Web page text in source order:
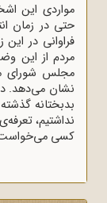
مواردی این
حتی در زمان
فراوانی در
مردم از این
مجلس شورای
بدبختانه
نداشتیم،
کسی می‌خواست